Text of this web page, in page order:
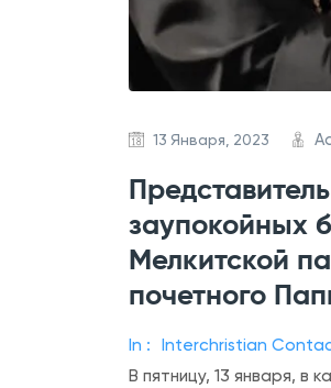
13 Января, 2023
заупокойных
Мелкитской
почетного
In :
Interchristian
В пятницу, 13 января, в